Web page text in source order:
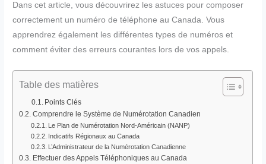
Dans cet article, vous découvrirez les astuces pour composer
correctement un numéro de téléphone au Canada. Vous
apprendrez également les différentes types de numéros et
comment éviter des erreurs courantes lors de vos appels.
Table des matières
Points Clés
Comprendre le Système de Numérotation Canadien
Le Plan de Numérotation Nord-Américain (NANP)
Indicatifs Régionaux au Canada
L’Administrateur de la Numérotation Canadienne
Effectuer des Appels Téléphoniques au Canada